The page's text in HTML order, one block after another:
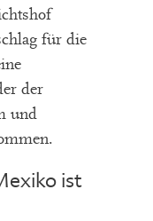
für die
der
und
ist